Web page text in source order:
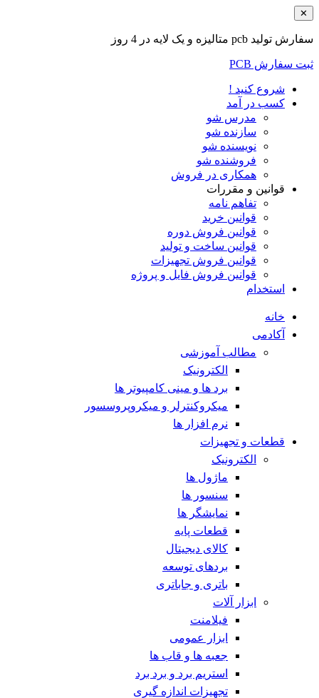
✕
سفارش تولید pcb متالیزه و یک لایه در 4 روز
ثبت سفارش PCB
شروع کنید !
کسب در آمد
مدرس شو
سازنده شو
نویسنده شو
فروشنده شو
همکاری در فروش
قوانین و مقررات
تفاهم نامه
قوانین خرید
قوانین فروش دوره
قوانین ساخت و تولید
قوانین فروش تجهیزات
قوانین فروش فایل و پروژه
استخدام
خانه
آکادمی
مطالب آموزشی
الکترونیک
برد ها و مینی کامپیوتر ها
میکروکنترلر و میکروپروسسور
نرم افزار ها
قطعات و تجهیزات
الکترونیک
ماژول ها
سنسور ها
نمایشگر ها
قطعات پایه
کالای دیجیتال
بردهای توسعه
باتری و جاباتری
ابزار آلات
فیلامنت
ابزار عمومی
جعبه ها و قاب ها
استریم برد و برد برد
تجهیزات اندازه گیری